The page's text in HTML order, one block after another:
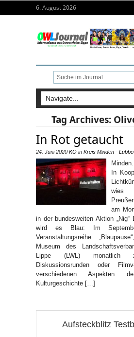
6. August 2026
Tag Archives:
In Rot getaucht
24. Juni 2020 KO in Kreis Minden -
In
am
in der bundesweiten Aktion „Nig“
wird es Blau: Im
Veranstaltungsreihe
Museum des
Lippe (LWL) monatlich
Diskussionsrunden oder
verschiedenen Aspekten
Kulturgeschichte […]
Aufsteckblitz